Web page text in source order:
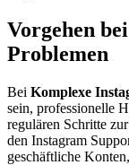
Vorgehen
Problemen
Bei Komplexe
sein, professionelle
regulären Schritte
den Instagram
geschäftliche